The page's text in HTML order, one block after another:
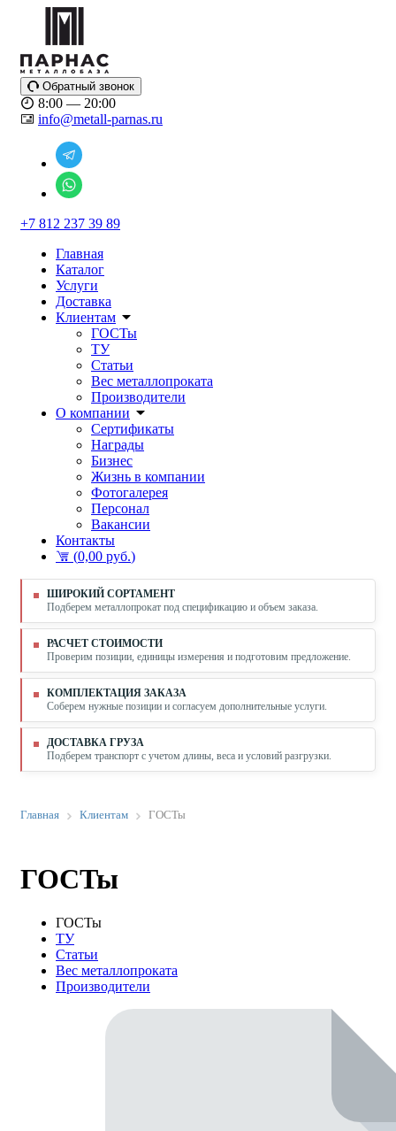
Обратный звонок
8:00 — 20:00
info@metall-parnas.ru
+7 812 237 39 89
Главная
Каталог
Услуги
Доставка
Клиентам
ГОСТы
ТУ
Статьи
Вес металлопроката
Производители
О компании
Сертификаты
Награды
Бизнес
Жизнь в компании
Фотогалерея
Персонал
Вакансии
Контакты
(0,00 руб.)
ШИРОКИЙ СОРТАМЕНТ
Подберем металлопрокат под спецификацию и объем заказа.
РАСЧЕТ СТОИМОСТИ
Проверим позиции, единицы измерения и подготовим предложение.
КОМПЛЕКТАЦИЯ ЗАКАЗА
Соберем нужные позиции и согласуем дополнительные услуги.
ДОСТАВКА ГРУЗА
Подберем транспорт с учетом длины, веса и условий разгрузки.
Главная Клиентам ГОСТы
ГОСТы
ГОСТы
ТУ
Статьи
Вес металлопроката
Производители